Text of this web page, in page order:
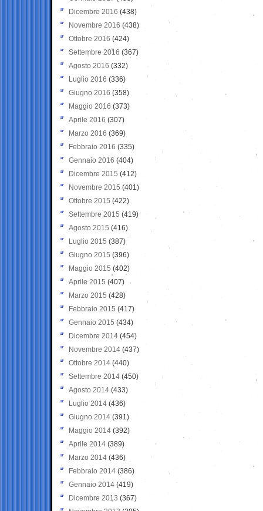
Dicembre 2016 (438)
Novembre 2016 (438)
Ottobre 2016 (424)
Settembre 2016 (367)
Agosto 2016 (332)
Luglio 2016 (336)
Giugno 2016 (358)
Maggio 2016 (373)
Aprile 2016 (307)
Marzo 2016 (369)
Febbraio 2016 (335)
Gennaio 2016 (404)
Dicembre 2015 (412)
Novembre 2015 (401)
Ottobre 2015 (422)
Settembre 2015 (419)
Agosto 2015 (416)
Luglio 2015 (387)
Giugno 2015 (396)
Maggio 2015 (402)
Aprile 2015 (407)
Marzo 2015 (428)
Febbraio 2015 (417)
Gennaio 2015 (434)
Dicembre 2014 (454)
Novembre 2014 (437)
Ottobre 2014 (440)
Settembre 2014 (450)
Agosto 2014 (433)
Luglio 2014 (436)
Giugno 2014 (391)
Maggio 2014 (392)
Aprile 2014 (389)
Marzo 2014 (436)
Febbraio 2014 (386)
Gennaio 2014 (419)
Dicembre 2013 (367)